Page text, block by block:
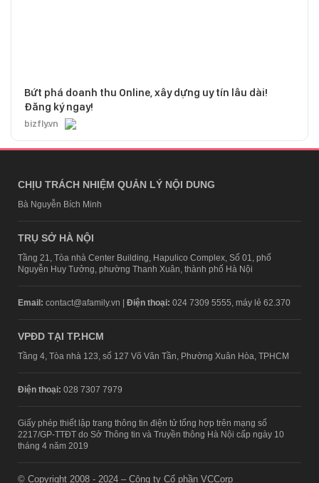
Bứt phá doanh thu Online, xây dựng uy tín lâu dài!
Đăng ký ngay!
bizfly.vn
CHỊU TRÁCH NHIỆM QUẢN LÝ NỘI DUNG
Bà Nguyễn Bích Minh
TRỤ SỞ HÀ NỘI
Tầng 21, Tòa nhà Center Building, Hapulico Complex, Số 01, phố
Nguyễn Huy Tưởng, phường Thanh Xuân, thành phố Hà Nội
Email: contact@afamily.vn | Điện thoại: 024 7309 5555, máy lẻ 62.370
VPĐD TẠI TP.HCM
Tầng 4, Tòa nhà 123, số 127 Võ Văn Tần, Phường Xuân Hòa, TPHCM
Điện thoại: 028 7307 7979
Giấy phép thiết lập trang thông tin điện tử tổng hợp trên mạng số
2217/GP-TTĐT do Sở Thông tin và Truyền thông Hà Nội cấp ngày 10
tháng 4 năm 2019
© Copyright 2008 - 2024 – Công ty Cổ phần VCCorp